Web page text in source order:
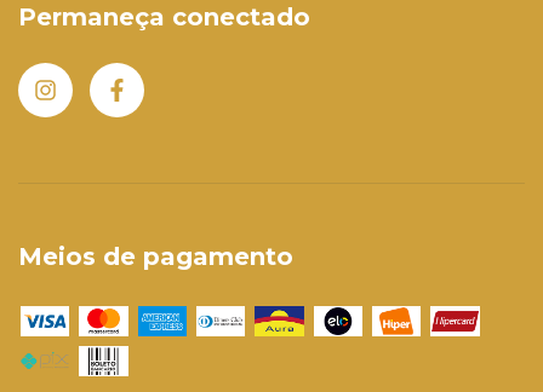
Permaneça conectado
Meios de pagamento